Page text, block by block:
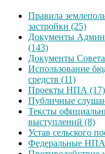
Правила
застройки (25)
Документы
(143)
Документы
Использование
средств (11)
Проекты НПА (17)
Публичные
Тексты
выступлений (8)
Устав сельского
Федеральные